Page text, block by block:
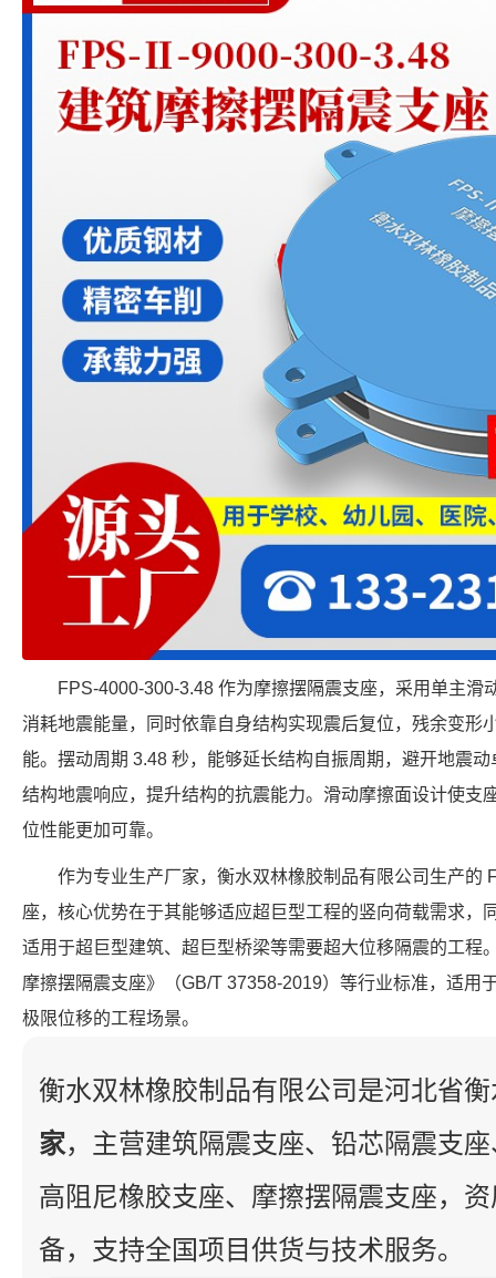
FPS-4000-300-3.48 作为摩擦摆隔震支座，采用单主滑
消耗地震能量，同时依靠自身结构实现震后复位，残余变形
能。摆动周期 3.48 秒，能够延长结构自振周期，避开地震
结构地震响应，提升结构的抗震能力。滑动摩擦面设计使支
位性能更加可靠。
作为专业生产厂家，衡水双林橡胶制品有限公司生产的
座，核心优势在于其能够适应超巨型工程的竖向荷载需求，
适用于超巨型建筑、超巨型桥梁等需要超大位移隔震的工程
摩擦摆隔震支座》（GB/T 37358-2019）等行业标准，适用
极限位移的工程场景。
衡水双林橡胶制品有限公司是河北省
家，主营建筑隔震支座、铅芯隔震支
高阻尼橡胶支座、摩擦摆隔震支座，
备，支持全国项目供货与技术服务。